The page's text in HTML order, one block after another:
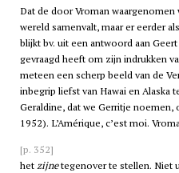
Dat de door Vroman
wereld samenvalt, maar er eerder
blijkt bv. uit een antwoord aan
gevraagd heeft om zijn indrukken
meteen een scherp beeld van de
inbegrip liefst van Hawai en Alaska
Geraldine, dat we Gerritje
1952). L’Amérique, c’est moi.
[p. 352]
hetzijnetegenover te stellen. Niet